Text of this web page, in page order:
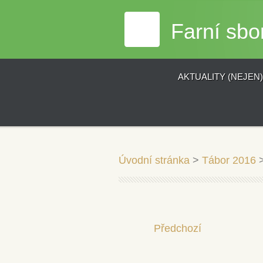
Farní
AKTUALITY
Úvodní stránka > Tábor 2016
Předchozí